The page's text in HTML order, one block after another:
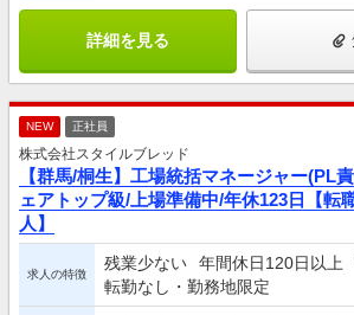
詳細を見る
NEW 正社員
株式会社スタイルブレッド
【群馬/桐生】工場統括マネージャー(PL
ェアトップ級/上場準備中/年休123日【転
人】
求人の特徴
残業少ない 年間休日120日以上
転勤なし・勤務地限定